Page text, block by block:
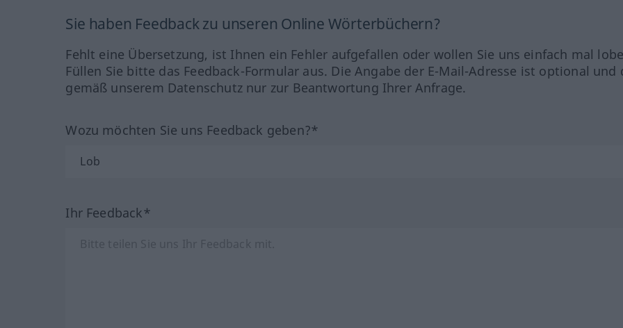
Sie haben Feedback zu unseren Online Wörterbüchern?
Fehlt eine Übersetzung, ist Ihnen ein Fehler aufgefallen oder wollen Sie uns einfach mal
Füllen Sie bitte das Feedback-Formular aus. Die Angabe der E-Mail-Adresse ist optional und
gemäß unserem Datenschutz nur zur Beantwortung Ihrer Anfrage.
Wozu möchten Sie uns Feedback geben?*
Ihr Feedback*